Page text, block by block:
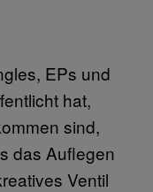
EPs und
hat,
sind,
das Auflegen
Ventil